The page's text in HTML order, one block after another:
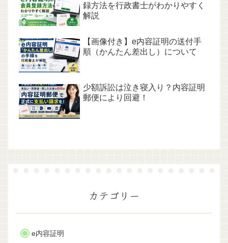
録方法を行政書士がわかりやすく
解説
【画像付き】e内容証明の送付手
順（かんたん差出し）について
少額訴訟は泣き寝入り？内容証明
郵便により回避！
カテゴリー
e内容証明